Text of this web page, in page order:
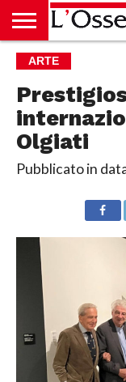
HOME
CULTURA
ECONOMIA
RUBRICHE
ARCHIVIO
PODCAST
ABBONAMENTO
CHI
ACCEDI
ARTE
Olgiati
Pubblicato in